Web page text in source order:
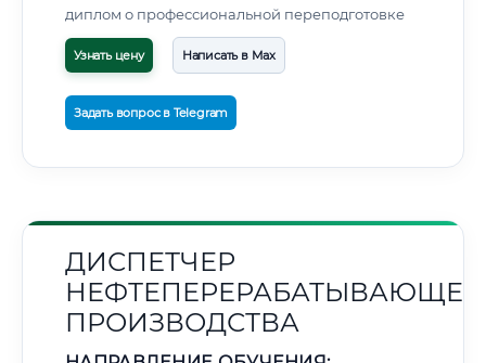
диплом о профессиональной переподготовке
Узнать цену Написать в Max
Задать вопрос в Telegram
ДИСПЕТЧЕР
ПРОИЗВОДСТВА